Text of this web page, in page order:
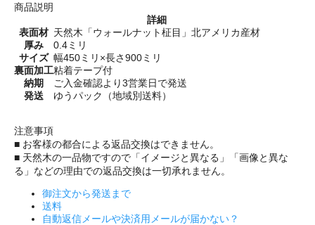
商品説明
詳細
表面材 天然木「ウォールナット柾目」北アメリカ産材
厚み
0.4ミリ
サイズ 幅450ミリ×長さ900ミリ
裏面加工粘着テープ付
納期
ご入金確認より3営業日で発送
発送
ゆうパック（地域別送料）
注意事項
■ お客様の都合による返品交換はできません。
■ 天然木の一品物ですので「イメージと異なる」「画像と異な
る」などの理由での返品交換は一切承れません。
御注文から発送まで
送料
自動返信メールや決済用メールが届かない？